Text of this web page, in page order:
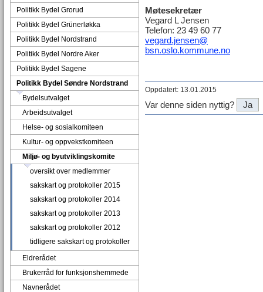
Politikk Bydel Grorud
Politikk Bydel Grünerløkka
Politikk Bydel Nordstrand
Politikk Bydel Nordre Aker
Politikk Bydel Sagene
Politikk Bydel Søndre Nordstrand
Bydelsutvalget
Arbeidsutvalget
Helse- og sosialkomiteen
Kultur- og oppvekstkomiteen
Miljø- og byutviklingskomite
oversikt over medlemmer
sakskart og protokoller 2015
sakskart og protokoller 2014
sakskart og protokoller 2013
sakskart og protokoller 2012
tidligere sakskart og protokoller
Eldrerådet
Brukerråd for funksjonshemmede
Navnerådet
Møtesekretær
Vegard L Jensen
Telefon: 23 49 60 77
vegard.jensen@
bsn.oslo.kommune.no
Oppdatert: 13.01.2015
Var denne siden nyttig? Ja